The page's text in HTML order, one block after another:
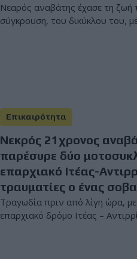
Νεαρός αναβάτης έχασε τη
σύγκρουση, του δικύκλου του,
Επικαιρότητα
Νεκρός 21χρονος
παρέσυρε δύο
επαρχιακό Ιτέας-
τραυματίες ο ένας
Τραγωδία πριν από λίγη ώρα,
επαρχιακό δρόμο Ιτέας –